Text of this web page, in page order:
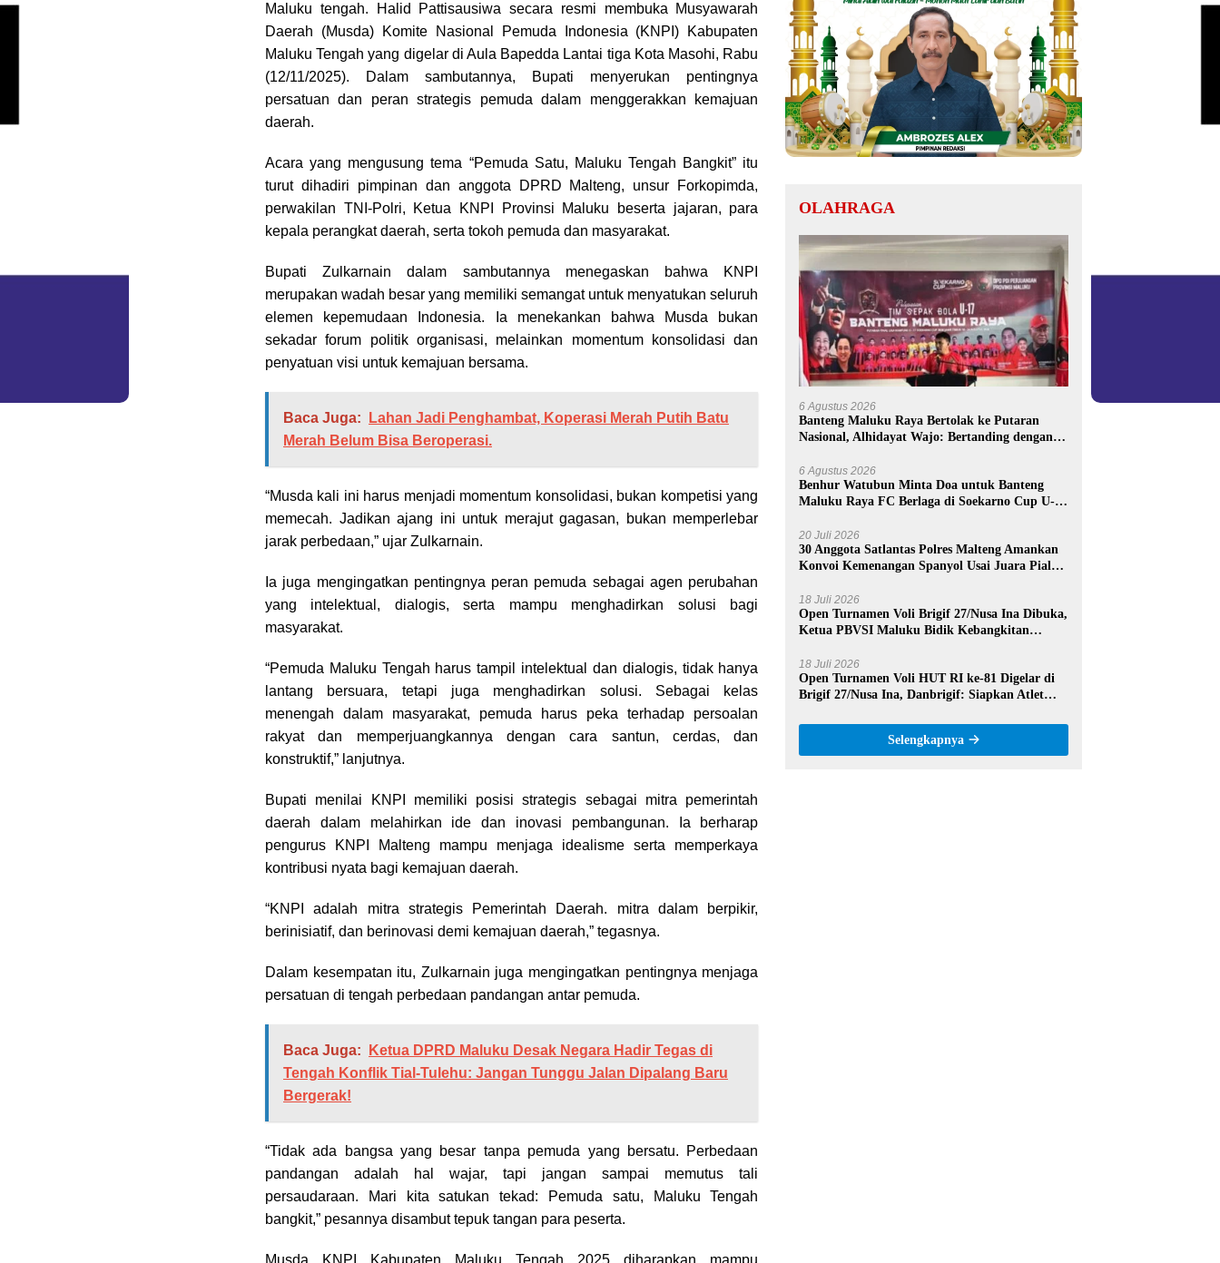
Maluku tengah. Halid Pattisausiwa secara resmi membuka Musyawarah
Daerah (Musda) Komite Nasional Pemuda Indonesia (KNPI) Kabupaten
Maluku Tengah yang digelar di Aula Bapedda Lantai tiga Kota Masohi, Rabu
(12/11/2025). Dalam sambutannya, Bupati menyerukan pentingnya
persatuan dan peran strategis pemuda dalam menggerakkan kemajuan
daerah.
Acara yang mengusung tema “Pemuda Satu, Maluku Tengah Bangkit” itu
turut dihadiri pimpinan dan anggota DPRD Malteng, unsur Forkopimda,
perwakilan TNI-Polri, Ketua KNPI Provinsi Maluku beserta jajaran, para
kepala perangkat daerah, serta tokoh pemuda dan masyarakat.
Bupati Zulkarnain dalam sambutannya menegaskan bahwa KNPI
merupakan wadah besar yang memiliki semangat untuk menyatukan seluruh
elemen kepemudaan Indonesia. Ia menekankan bahwa Musda bukan
sekadar forum politik organisasi, melainkan momentum konsolidasi dan
penyatuan visi untuk kemajuan bersama.
Baca Juga:
Lahan Jadi Penghambat, Koperasi Merah Putih Batu
Merah Belum Bisa Beroperasi.
“Musda kali ini harus menjadi momentum konsolidasi, bukan kompetisi yang
memecah. Jadikan ajang ini untuk merajut gagasan, bukan memperlebar
jarak perbedaan,” ujar Zulkarnain.
Ia juga mengingatkan pentingnya peran pemuda sebagai agen perubahan
yang intelektual, dialogis, serta mampu menghadirkan solusi bagi
masyarakat.
“Pemuda Maluku Tengah harus tampil intelektual dan dialogis, tidak hanya
lantang bersuara, tetapi juga menghadirkan solusi. Sebagai kelas
menengah dalam masyarakat, pemuda harus peka terhadap persoalan
rakyat dan memperjuangkannya dengan cara santun, cerdas, dan
konstruktif,” lanjutnya.
Bupati menilai KNPI memiliki posisi strategis sebagai mitra pemerintah
daerah dalam melahirkan ide dan inovasi pembangunan. Ia berharap
pengurus KNPI Malteng mampu menjaga idealisme serta memperkaya
kontribusi nyata bagi kemajuan daerah.
“KNPI adalah mitra strategis Pemerintah Daerah. mitra dalam berpikir,
berinisiatif, dan berinovasi demi kemajuan daerah,” tegasnya.
Dalam kesempatan itu, Zulkarnain juga mengingatkan pentingnya menjaga
persatuan di tengah perbedaan pandangan antar pemuda.
Baca Juga:
Ketua DPRD Maluku Desak Negara Hadir Tegas di
Tengah Konflik Tial-Tulehu: Jangan Tunggu Jalan Dipalang Baru
Bergerak!
“Tidak ada bangsa yang besar tanpa pemuda yang bersatu. Perbedaan
pandangan adalah hal wajar, tapi jangan sampai memutus tali
persaudaraan. Mari kita satukan tekad: Pemuda satu, Maluku Tengah
bangkit,” pesannya disambut tepuk tangan para peserta.
OLAHRAGA
6 Agustus 2026
Banteng Maluku Raya Bertolak ke Putaran
Nasional, Alhidayat Wajo: Bertanding dengan
6 Agustus 2026
Benhur Watubun Minta Doa untuk Banteng
Maluku Raya FC Berlaga di Soekarno Cup U-17
20 Juli 2026
30 Anggota Satlantas Polres Malteng Amankan
Konvoi Kemenangan Spanyol Usai Juara Piala
18 Juli 2026
Open Turnamen Voli Brigif 27/Nusa Ina Dibuka,
Ketua PBVSI Maluku Bidik Kebangkitan
18 Juli 2026
Open Turnamen Voli HUT RI ke-81 Digelar di
Brigif 27/Nusa Ina, Danbrigif: Siapkan Atlet
Selengkapnya